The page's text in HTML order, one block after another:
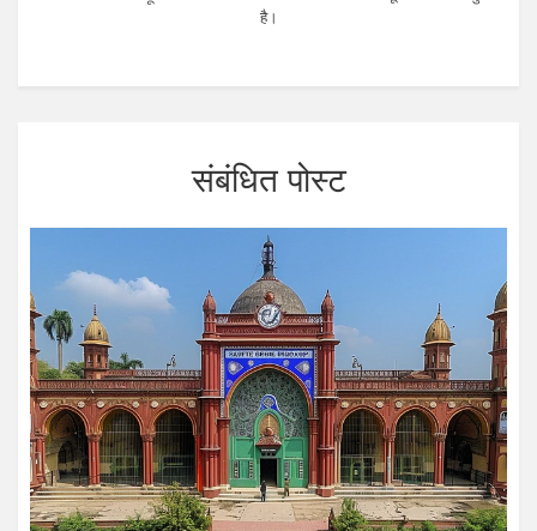
है।
संबंधित पोस्ट